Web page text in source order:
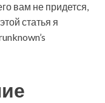
вам не придется,
статья я